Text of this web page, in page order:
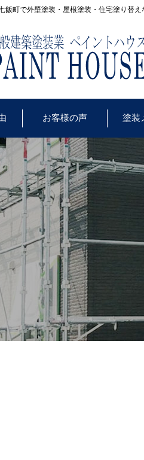
飯町で外壁塗装・屋根塗装・住宅塗り替
お客様の声 塗装